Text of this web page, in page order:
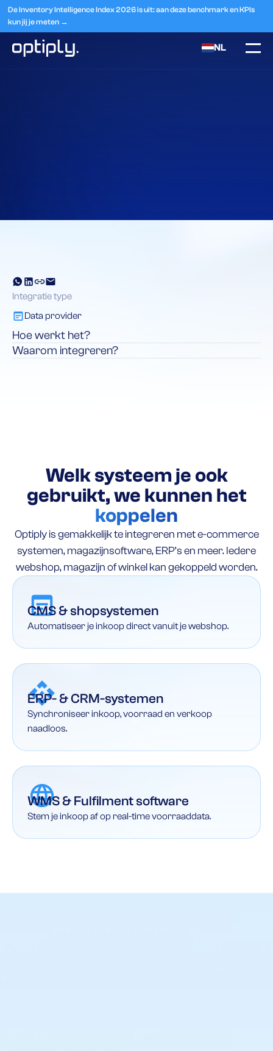
De Inventory Intelligence Index 2026 is uit: aan deze benchmark en KPIs
kun jij je meten →
NL
Hoe werkt het?
Waarom integreren?
Integratie type
Data provider
Welk systeem je ook
gebruikt, we kunnen het
koppelen
Optiply is gemakkelijk te integreren met e-commerce
systemen, magazijnsoftware, ERP’s en meer. Iedere
webshop, magazijn of winkel kan gekoppeld worden.
CMS & shopsystemen
Automatiseer je inkoop direct vanuit je webshop.
ERP- & CRM-systemen
Synchroniseer inkoop, voorraad en verkoop
naadloos.
WMS & Fulfilment software
Stem je inkoop af op real-time voorraaddata.